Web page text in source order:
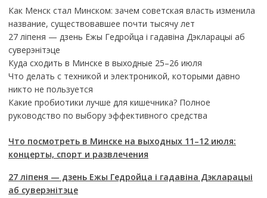
Как Менск стал Минском: зачем советская власть изменила
название, существовавшее почти тысячу лет
27 ліпеня — дзень Ежы Гедройца і гадавіна Дэкларацыі аб
суверэнітэце
Куда сходить в Минске в выходные 25–26 июля
Что делать с техникой и электроникой, которыми давно
никто не пользуется
Какие пробиотики лучше для кишечника? Полное
руководство по выбору эффективного средства
Что посмотреть в Минске на выходных 11–12 июля:
концерты, спорт и развлечения
27 ліпеня — дзень Ежы Гедройца і гадавіна Дэкларацыі
аб суверэнітэце